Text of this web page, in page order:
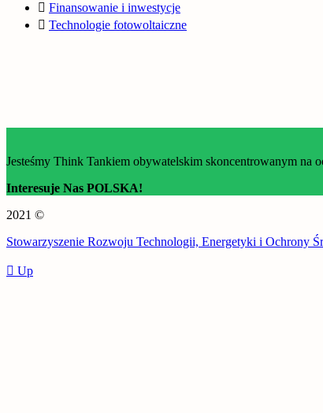
Finansowanie i inwestycje
Technologie fotowoltaiczne
Jesteśmy Think Tankiem obywatelskim skoncentrowanym na
Interesuje Nas POLSKA!
2021 ©
Stowarzyszenie Rozwoju Technologii, Energetyki i Ochrony
Up